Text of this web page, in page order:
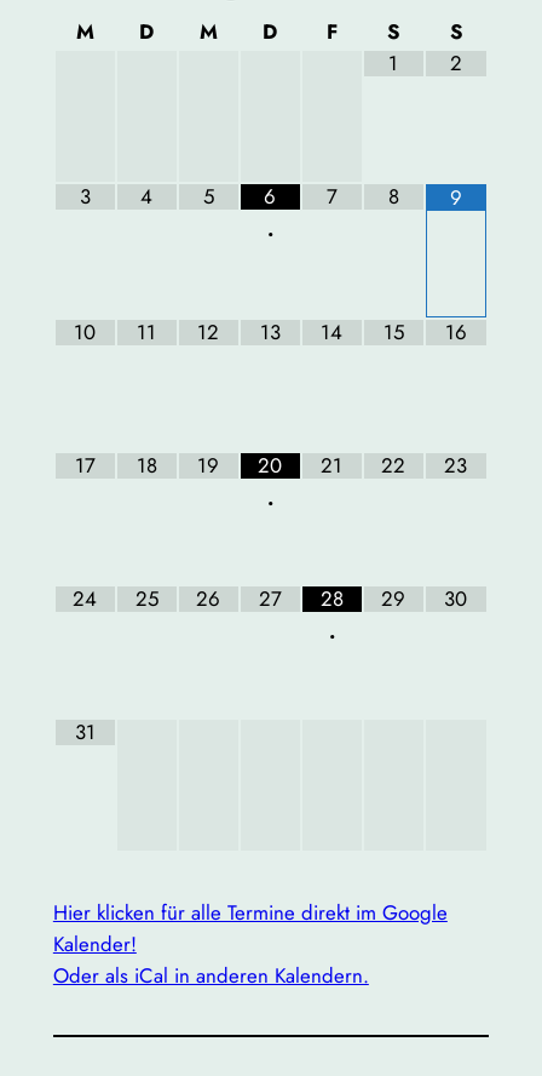
M D M D F S
S
1
2
3 4 5
6
•
7 8 9
10 11 12 13 14 15 16
17 18 19
20
•
21 22 23
24 25 26 27
28
•
29 30
31
Hier klicken für alle Termine direkt im Google
Kalender!
Oder als iCal in anderen Kalendern.